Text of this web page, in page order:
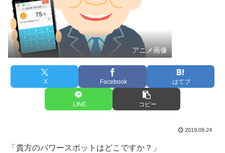
アニメ画像
X Facebook はてブ
LINE コピー
2019.09.24
「貴方のパワースポットはどこですか？」